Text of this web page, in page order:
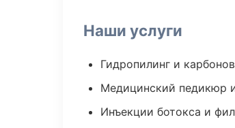
Наши услуги
Гидропилинг и
Медицинский педикюр
Инъекции ботокса и